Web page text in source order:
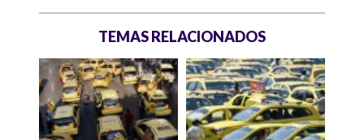
TEMAS RELACIONADOS